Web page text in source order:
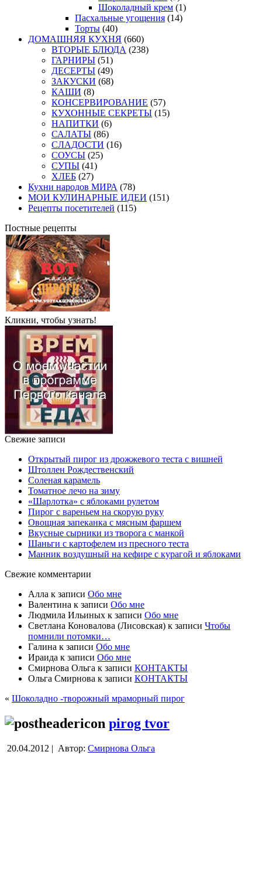
Шоколадный крем (1)
Пасхальные угощения (14)
Торты (40)
ДОМАШНЯЯ КУХНЯ (660)
ВТОРЫЕ БЛЮДА (238)
ГАРНИРЫ (51)
ДЕСЕРТЫ (49)
ЗАКУСКИ (68)
КАШИ (8)
КОНСЕРВИРОВАНИЕ (57)
КУХОННЫЕ СЕКРЕТЫ (15)
НАПИТКИ (6)
САЛАТЫ (86)
СЛАДОСТИ (16)
СОУСЫ (25)
СУПЫ (41)
ХЛЕБ (27)
Кухни народов МИРА (78)
МОИ КУЛИНАРНЫЕ ИДЕИ (151)
Рецепты посетителей (115)
Постные рецепты
Кликни, чтобы узнать!
Свежие записи
Открытый пирог из дрожжевого теста с вишней
Штоллен Рождественский
Соленая карамель
Томатное лечо на зиму
«Шарлотка» с яблоками рулетом
Пирог с вареньем на скорую руку
Овощная запеканка с мясным фаршем
Вкусные сырники из творога с манкой
Шаньги с картофелем из пресного теста
Манник воздушный на кефире с курагой и яблоками
Свежие комментарии
Алла к записи Обо мне
Валентина к записи Обо мне
Людмила Ильиных к записи Обо мне
Светлана Коновалова (Лисовская) к записи Чтобы
помнили потомки…
Галина к записи Обо мне
Ираида к записи Обо мне
Смирнова Ольга к записи КОНТАКТЫ
Ольга Смирнова к записи КОНТАКТЫ
« Шоколадно -творожный мраморный пирог
pirog tvor
20.04.2012 | Автор: Смирнова Ольга